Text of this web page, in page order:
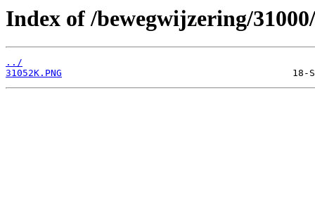
Index of /bewegwijzering/
../
31052K.PNG